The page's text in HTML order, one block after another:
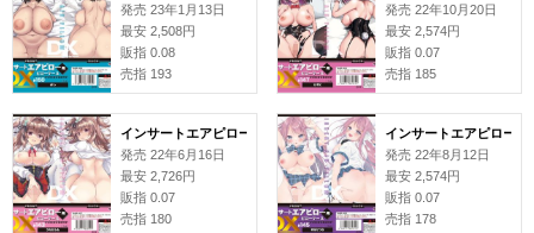
発売 23年1月13日
最安 2,508円
販指 0.08
売指 193
発売 22年10月20日
最安 2,574円
販指 0.07
売指 185
インサートエアピローDX用ピローケース#143 ひなたもも
発売 22年6月16日
最安 2,726円
販指 0.07
売指 180
インサートエアピロー
発売 22年8月12日
最安 2,574円
販指 0.07
売指 178